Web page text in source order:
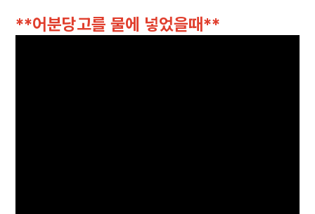
**어분당고를 물에 넣었을때**